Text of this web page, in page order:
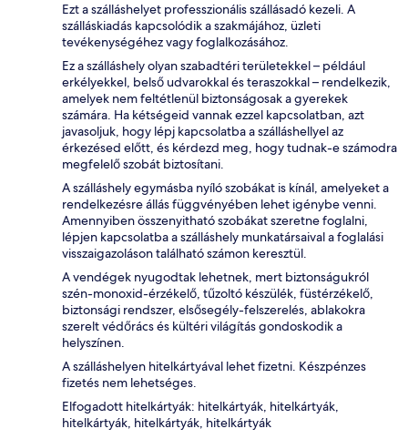
Ezt a szálláshelyet professzionális szállásadó kezeli. A
szálláskiadás kapcsolódik a szakmájához, üzleti
tevékenységéhez vagy foglalkozásához.
Ez a szálláshely olyan szabadtéri területekkel – például
erkélyekkel, belső udvarokkal és teraszokkal – rendelkezik,
amelyek nem feltétlenül biztonságosak a gyerekek
számára. Ha kétségeid vannak ezzel kapcsolatban, azt
javasoljuk, hogy lépj kapcsolatba a szálláshellyel az
érkezésed előtt, és kérdezd meg, hogy tudnak-e számodra
megfelelő szobát biztosítani.
A szálláshely egymásba nyíló szobákat is kínál, amelyeket a
rendelkezésre állás függvényében lehet igénybe venni.
Amennyiben összenyitható szobákat szeretne foglalni,
lépjen kapcsolatba a szálláshely munkatársaival a foglalási
visszaigazoláson található számon keresztül.
A vendégek nyugodtak lehetnek, mert biztonságukról
szén-monoxid-érzékelő, tűzoltó készülék, füstérzékelő,
biztonsági rendszer, elsősegély-felszerelés, ablakokra
szerelt védőrács és kültéri világítás gondoskodik a
helyszínen.
A szálláshelyen hitelkártyával lehet fizetni. Készpénzes
fizetés nem lehetséges.
Elfogadott hitelkártyák: hitelkártyák, hitelkártyák,
hitelkártyák, hitelkártyák, hitelkártyák